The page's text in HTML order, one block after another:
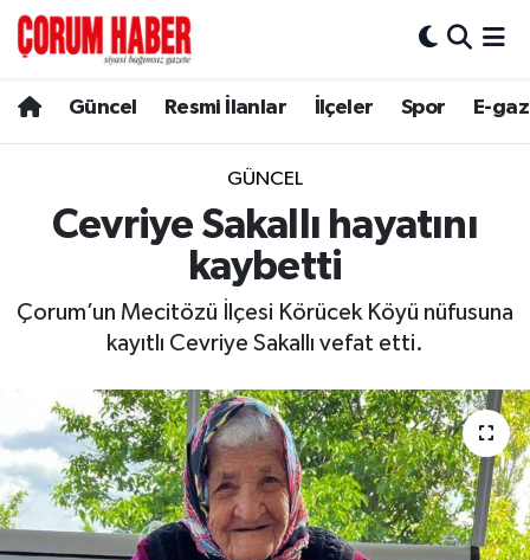
Güncel Resmi İlanlar İlçeler Spor E-
GÜNCEL
Cevriye Sakallı hayatını
kaybetti
Çorum’un Mecitözü İlçesi Körücek Köyü nüfusuna
kayıtlı Cevriye Sakallı vefat etti.
Spor
Resmi İlanlar
Bayat
Boğazkale
Dodurga
İskilip
Hava Durumu
Çorum Namaz Vakitleri
Trafik Durumu
Süper Lig Puan Durumu ve Fikstür
Tüm Manşetler
Son Dakika Haberleri
Haber Arşivi